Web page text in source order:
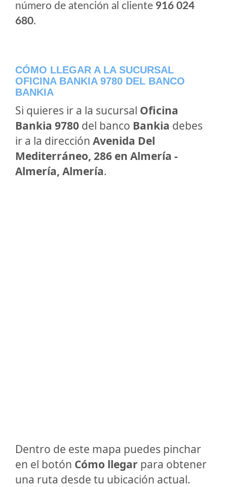
número de atención al cliente 916 024
680.
CÓMO LLEGAR A LA SUCURSAL
OFICINA BANKIA 9780 DEL BANCO
BANKIA
Si quieres ir a la sucursal Oficina
Bankia 9780 del banco Bankia debes
ir a la dirección Avenida Del
Mediterráneo, 286 en Almería -
Almería, Almería.
Dentro de este mapa puedes pinchar
en el botón Cómo llegar para obtener
una ruta desde tu ubicación actual.